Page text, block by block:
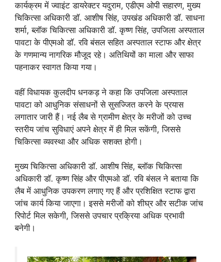
कार्यक्रम में ज्वाइंट डायरेक्टर यदुराम, एडीएम ओपी सहारण, मुख्य
चिकित्सा अधिकारी डॉ. आशीष सिंह, उपखंड अधिकारी डॉ. साधना
शर्मा, ब्लॉक चिकित्सा अधिकारी डॉ. कृष्ण सिंह, उपजिला अस्पताल
पावटा के पीएमओ डॉ. रवि बंसल सहित अस्पताल स्टाफ और क्षेत्र
के गणमान्य नागरिक मौजूद रहे। अतिथियों का माला और साफा
पहनाकर स्वागत किया गया।
वहीं विधायक कुलदीप धनकड़ ने कहा कि उपजिला अस्पताल
पावटा को आधुनिक संसाधनों से सुसज्जित करने के प्रयास
लगातार जारी हैं। नई लैब से ग्रामीण क्षेत्र के मरीजों को उच्च
स्तरीय जांच सुविधाएं अपने क्षेत्र में ही मिल सकेंगी, जिससे
चिकित्सा व्यवस्था और अधिक सशक्त होगी।
मुख्य चिकित्सा अधिकारी डॉ. आशीष सिंह, ब्लॉक चिकित्सा
अधिकारी डॉ. कृष्ण सिंह और पीएमओ डॉ. रवि बंसल ने बताया कि
लैब में आधुनिक उपकरण लगाए गए हैं और प्रशिक्षित स्टाफ द्वारा
जांच कार्य किया जाएगा। इससे मरीजों को शीघ्र और सटीक जांच
रिपोर्ट मिल सकेगी, जिससे उपचार प्रक्रिया अधिक प्रभावी
बनेगी।